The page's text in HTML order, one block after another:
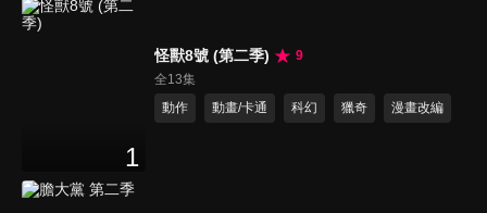
1
怪獸8號 (第二季)
9
全13集
動作
動畫/卡通 科幻 獵奇 漫畫改編